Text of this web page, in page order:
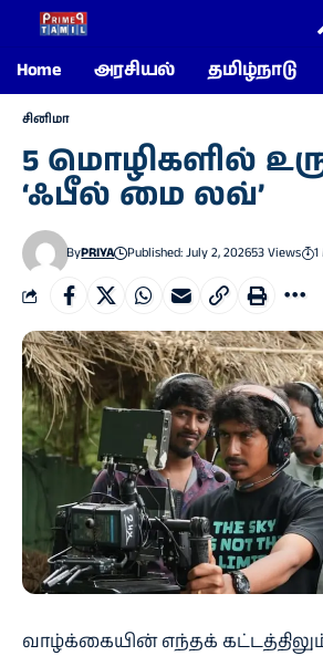
Home
அரசியல் தமிழ்நாடு
சினிமா
5 மொழிகளில்
‘ஃபீல் மை லவ்’
ByPRIYA Published: July 2, 202653 Views
வாழ்க்கையின் எந்தக்